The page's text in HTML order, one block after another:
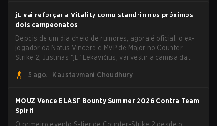
jL vai reforçar a Vitality como stand-in nos próximos
dois campeonatos
Depois de um dia cheio de rumores, agora é oficial: o ex-
jogador da Natus Vincere e MVP de Major no Counter-
Strike 2, Justinas "jL" Lekavičius, vai vestir a camisa da
Bucharest.
5 ago. Kaustavmani Choudhury
MOUZ Vence BLAST Bounty Summer 2026 Contra Team
Spirit
O primeiro evento S-tier de Counter-Strike 2 desde o